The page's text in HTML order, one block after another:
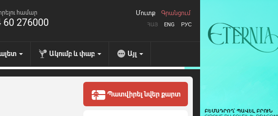
համար
60 276000 ՀԱՅ ENG РУС
Մուտք Գրանցում
Ակումբ և փաբ Այլ
Պատվիրել նվեր քարտ